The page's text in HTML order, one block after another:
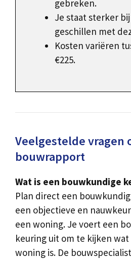
gebreken.
Je staat sterker
geschillen met
Kosten variëren
€225.
Veelgestelde vragen
bouwrapport
Wat is een bouwkundige
Plan direct een
een objectieve en
een woning. Je voert een
keuring uit om te kijken wat
woning is. De